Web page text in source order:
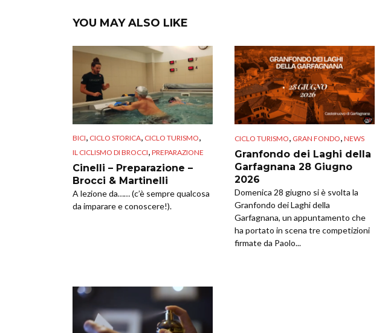
YOU MAY ALSO LIKE
BICI, CICLO STORICA, CICLO TURISMO,
IL CICLISMO DI BROCCI, PREPARAZIONE
Cinelli – Preparazione –
Brocci & Martinelli
A lezione da…… (c’è sempre qualcosa
da imparare e conoscere!).
CICLO TURISMO, GRAN FONDO, NEWS
Granfondo dei Laghi della
Garfagnana 28 Giugno
2026
Domenica 28 giugno si è svolta la
Granfondo dei Laghi della
Garfagnana, un appuntamento che
ha portato in scena tre competizioni
firmate da Paolo...